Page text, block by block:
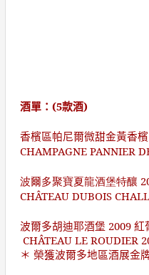
酒單： (5款酒)
香檳區帕尼爾微甜金黃香檳
CHAMPAGNE PANNIER
波爾多聚寶夏龍酒堡特釀
CHÂTEAU DUBOIS
波爾多胡迪耶酒堡 2009 紅
CHÂTEAU LE ROUDIER
＊ 榮獲波爾多地區酒展金